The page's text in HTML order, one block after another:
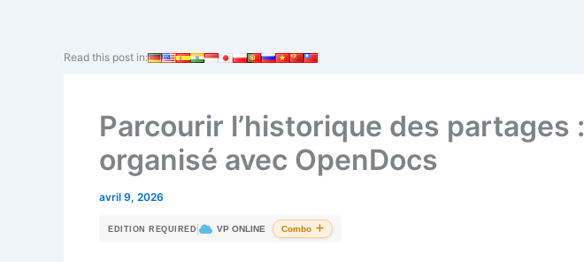
Read this post in:
Parcourir l’historique des partages
organisé avec OpenDocs
avril 9, 2026
EDITION REQUIRED VP ONLINE Combo